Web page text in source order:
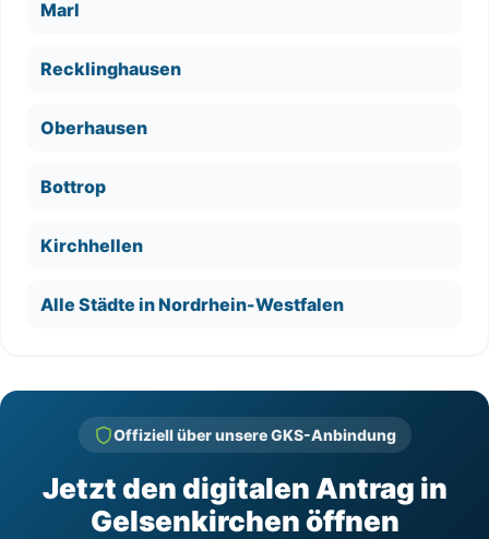
Marl
Recklinghausen
Oberhausen
Bottrop
Kirchhellen
Alle Städte in Nordrhein-Westfalen
Offiziell über unsere GKS-Anbindung
Jetzt den digitalen Antrag in
Gelsenkirchen öffnen